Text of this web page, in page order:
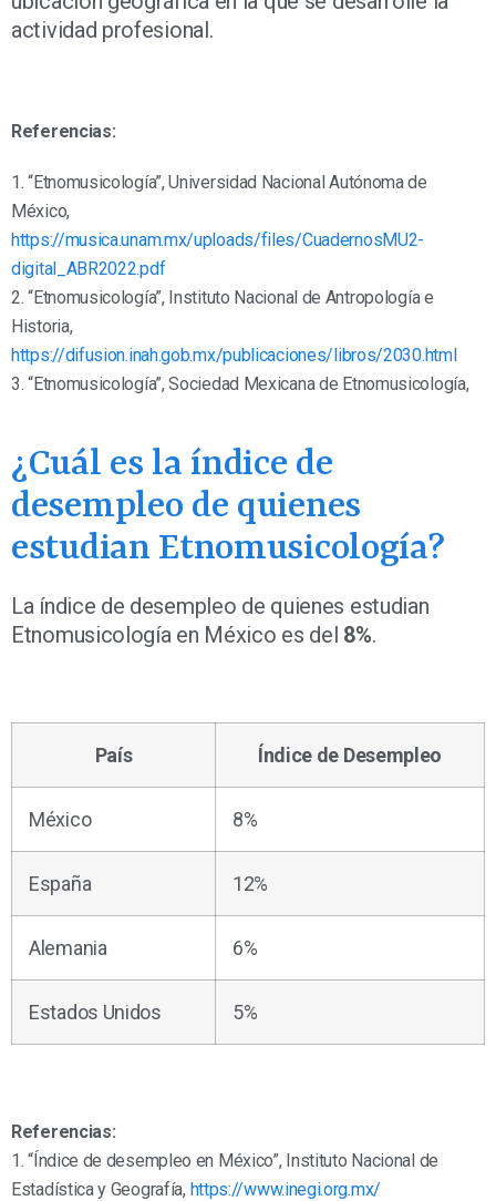
actividad profesional.
Referencias:
1. “Etnomusicología”, Universidad Nacional Autónoma de
México,
https://musica.unam.mx/uploads/files/CuadernosMU2-
digital_ABR2022.pdf
2. “Etnomusicología”, Instituto Nacional de Antropología e
Historia,
https://difusion.inah.gob.mx/publicaciones/libros/2030.html
3. “Etnomusicología”, Sociedad Mexicana de Etnomusicología,
¿Cuál es la índice de
desempleo de quienes
estudian Etnomusicología?
La índice de desempleo de quienes estudian
Etnomusicología en México es del 8%.
País Índice de Desempleo
México 8%
España 12%
Alemania 6%
Estados Unidos 5%
Referencias:
1. “Índice de desempleo en México”, Instituto Nacional de
Estadística y Geografía, https://www.inegi.org.mx/